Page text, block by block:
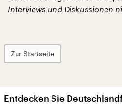
Interviews und Diskussionen
Zur Startseite
Entdecken Sie